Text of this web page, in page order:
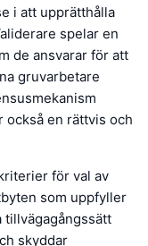
i att upprätthålla
spelar en
de ansvarar för att
gruvarbetare
också en rättvis och
för val av
som uppfyller
tillvägagångssätt
skyddar